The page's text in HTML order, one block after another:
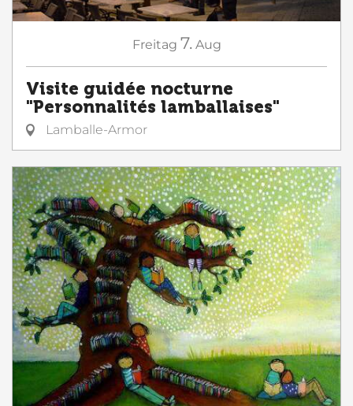
Freitag 7. Aug
Visite guidée nocturne
"Personnalités lamballaises"
Lamballe-Armor